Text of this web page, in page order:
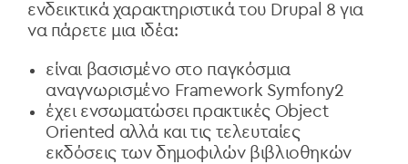
ενδεικτικά χαρακτηριστικά του Drupal 8 για
να πάρετε μια ιδέα:
είναι βασισμένο στο παγκόσμια
αναγνωρισμένο Framework Symfony2
έχει ενσωματώσει πρακτικές Object
Oriented αλλά και τις τελευταίες
εκδόσεις των δημοφιλών βιβλιοθηκών